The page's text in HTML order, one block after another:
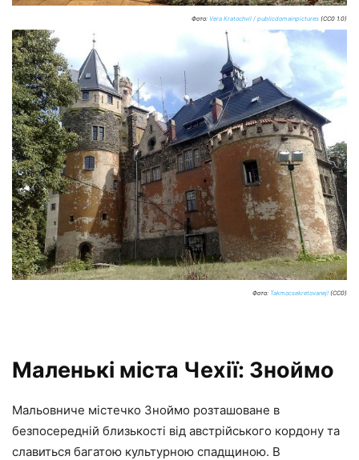
Фото: Vera Kratochvil / publicdomainpictures (CC0 1.0)
Фото: Takmocsekretovanej! (CC0)
Маленькі міста Чехії: Зноймо
Мальовниче містечко Зноймо розташоване в
безпосередній близькості від австрійського кордону та
славиться багатою культурною спадщиною. В